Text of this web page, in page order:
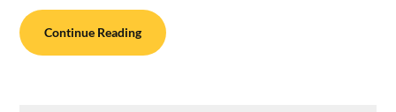
Continue Reading